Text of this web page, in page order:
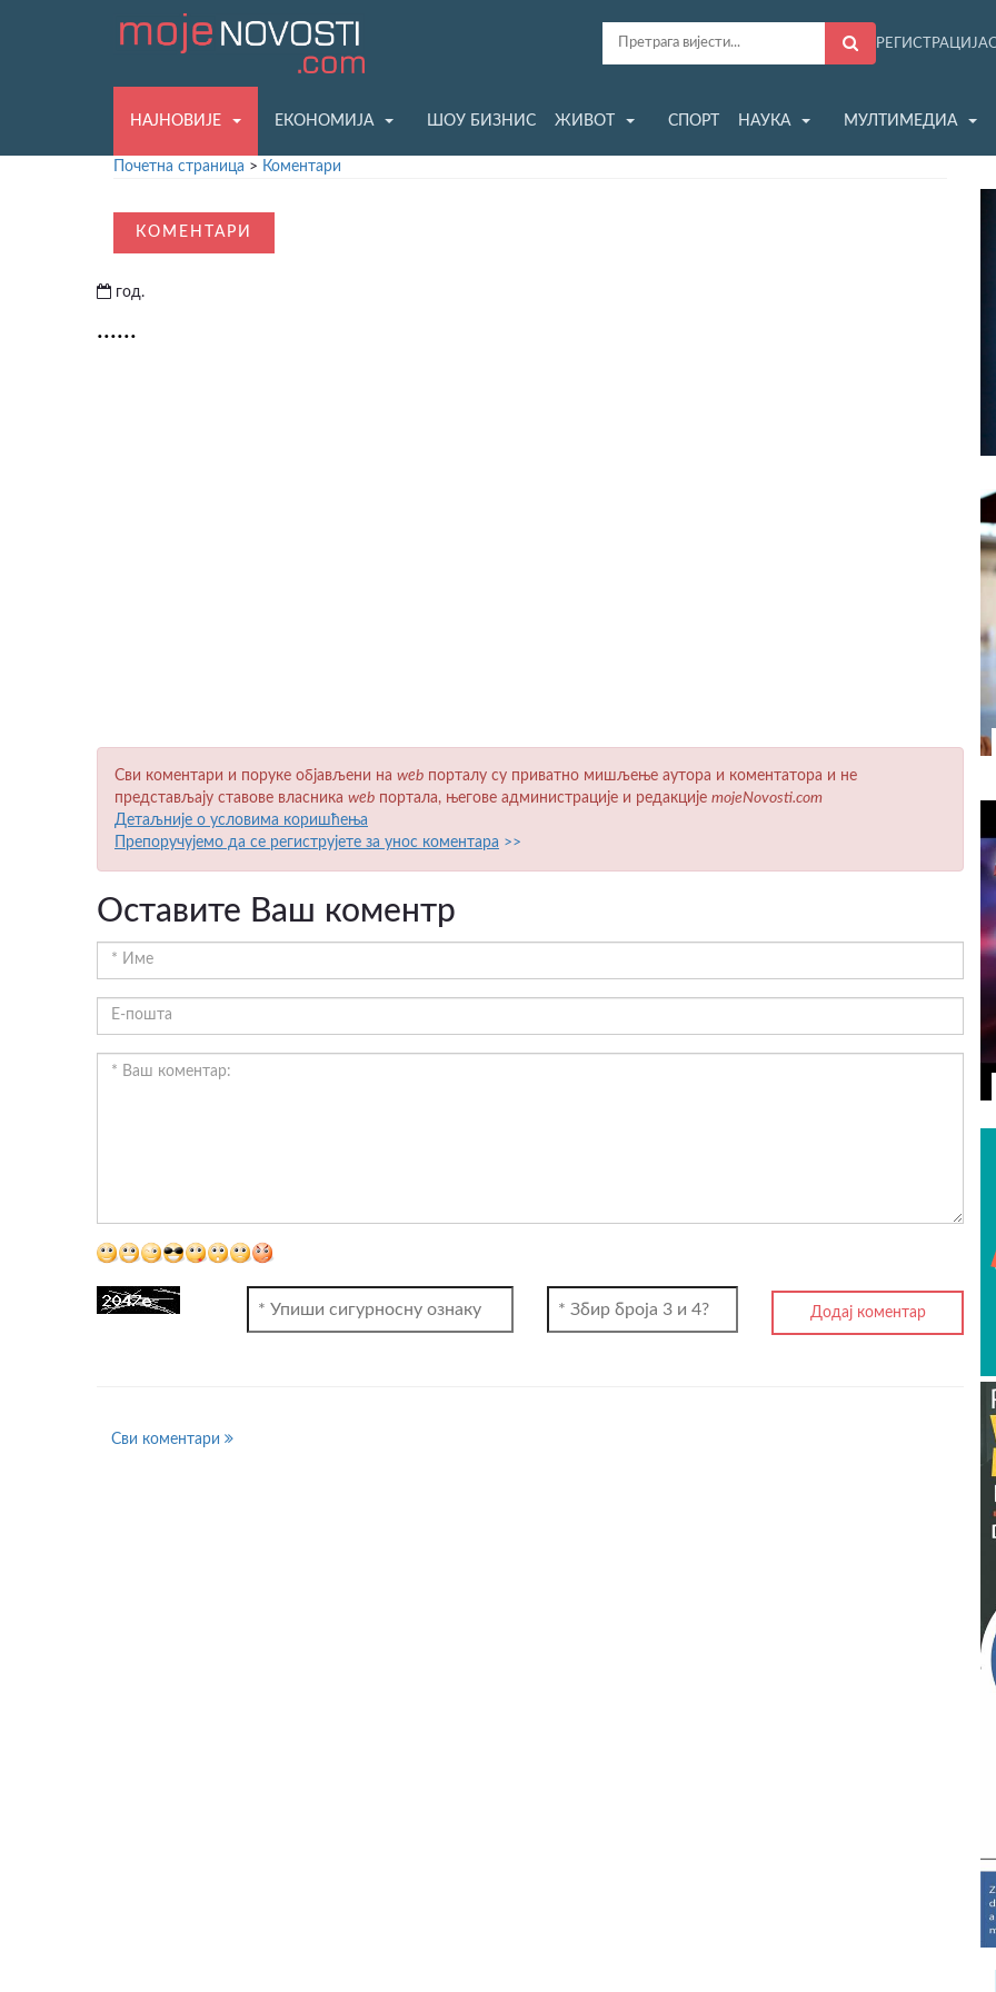
РЕГИСТРАЦИЈА
НАЈНОВИЈЕ ЕКОНОМИЈА ШОУ БИЗНИС ЖИВОТ СПОРТ НАУКА МУЛТИМЕДИА
Почетна страница > Коментари
КОМЕНТАРИ
год.
......
Сви коментари и поруке објављени на wеb порталу су приватно мишљење аутора и коментатора и не
представљају ставове власника wеb портала, његове администрације и редакције mojeNovosti.com
Детаљније о условима коришћења
Препоручујемо да се региструјете за унос коментара >>
Оставите Ваш коментр
Сви коментари